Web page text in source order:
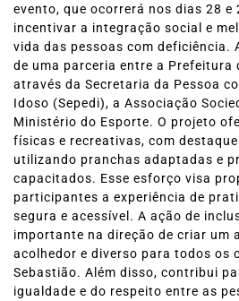
evento, que ocorrerá nos dias 28 e
incentivar a integração social e
vida das pessoas com deficiência.
de uma parceria entre a Prefeitura
através da Secretaria da Pessoa
Idoso (Sepedi), a Associação
Ministério do Esporte. O projeto
físicas e recreativas, com
utilizando pranchas adaptadas e
capacitados. Esse esforço visa
participantes a experiência de
segura e acessível. A ação de
importante na direção de criar um
acolhedor e diverso para todos os
Sebastião. Além disso, contribui
igualdade e do respeito entre as